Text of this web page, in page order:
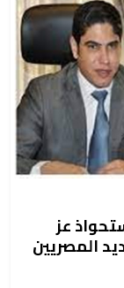
عز
المصريين